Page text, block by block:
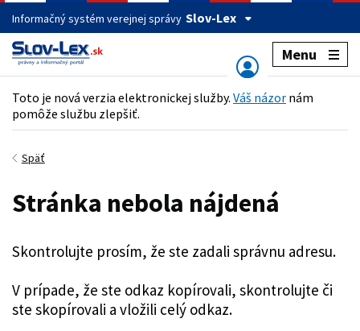
Informačný systém verejnej správy Slov-Lex
Menu
Toto je nová verzia elektronickej služby. Váš názor nám
pomôže službu zlepšiť.